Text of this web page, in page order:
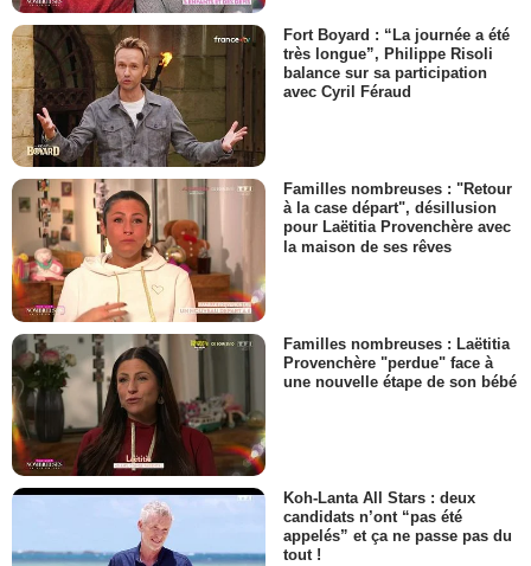
Fort Boyard : “La journée a été
très longue”, Philippe Risoli
balance sur sa participation
avec Cyril Féraud
Familles nombreuses : "Retour
à la case départ", désillusion
pour Laëtitia Provenchère avec
la maison de ses rêves
Familles nombreuses : Laëtitia
Provenchère "perdue" face à
une nouvelle étape de son bébé
Koh-Lanta All Stars : deux
candidats n’ont “pas été
appelés” et ça ne passe pas du
tout !